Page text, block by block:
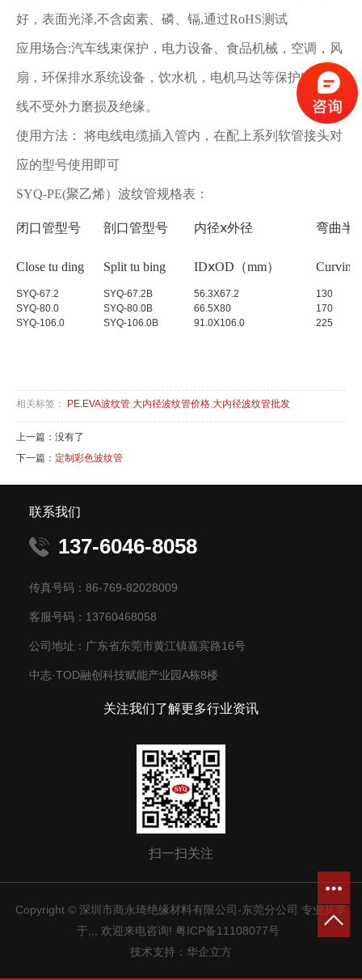
好，表面光泽,不含卤素、磷、镉,通过RoHS测试
应用场合:汽车线束保护，电力设备、食品机械，空调，风
扇，环保排水系统设备，饮水机，电机马达等保护电缆电
线不受外力磨损及绝缘。
使用方法： 将电线电缆插入管内，在配上系列软管接头对
应的型号使用即可
SYQ-PE(聚乙烯）波纹管规格表：
闭口管型号
Close tu ding
剖口管型号
Split tu bing
内径ⅹ外径
IDⅹOD（mm）
弯曲半
Curving
SYQ-67.2 SYQ-67.2B 56.3X67.2
130
SYQ-80.0
SYQ-80.0B 66.5X80
170
SYQ-106.0
SYQ-106.0B 91.0X106.0 225
相关标签： PE.EVA波纹管,大内径波纹管价格,大内径波纹管批发
上一篇：没有了
下一篇： 定制彩色波纹管
联系我们
137-6046-8058
传真号码：86-769-82028009
客服号码：13760468058
公司地址：广东省东莞市黄江镇嘉宾路16号
中志·TOD融创科技赋能产业园A栋8楼
关注我们了解更多行业资讯
扫一扫关注
Copyright © 深圳市商永琦绝缘材料有限公司-东莞分公司 专业从事
于,,, 欢迎来电咨询! 粤ICP备11108077号
技术支持： 华企立方